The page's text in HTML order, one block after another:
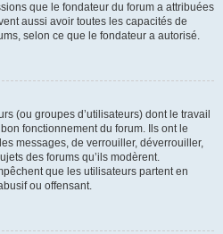
que le fondateur du forum a attribuées
aussi avoir toutes les capacités de
selon ce que le fondateur a autorisé.
(ou groupes d’utilisateurs) dont le travail
fonctionnement du forum. Ils ont le
messages, de verrouiller, déverrouiller,
des forums qu’ils modèrent.
que les utilisateurs partent en
ou offensant.